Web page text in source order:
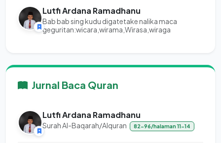
Lutfi Ardana Ramadhanu
Bab bab sing kudu digatetake nalika maca
geguritan:wicara,wirama,Wirasa,wiraga
Jurnal Baca Quran
Lutfi Ardana Ramadhanu
Surah Al-Baqarah/Alquran 82-96/halaman 11-14